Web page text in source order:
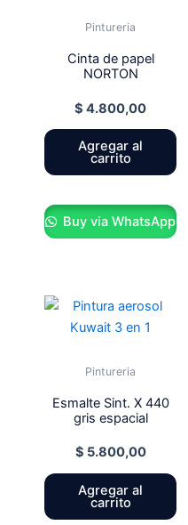
Pintureria
Cinta de papel
NORTON
$ 4.800,00
Agregar al
carrito
Buy via WhatsApp
Pintureria
Esmalte Sint. X 440
gris espacial
$ 5.800,00
Agregar al
carrito